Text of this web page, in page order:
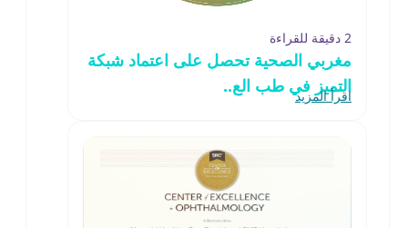
2 دقيقة للقراءة
مغربي الصحية تحصل على اعتماد شبكة
التميز في طب الع..
اقرأ المزيد